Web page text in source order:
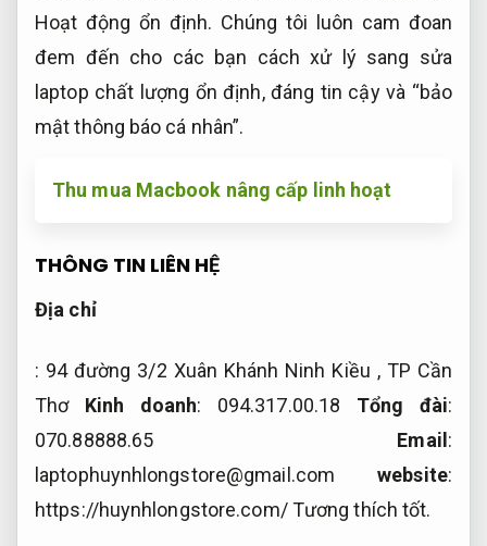
Hoạt động ổn định. Chúng tôi luôn cam đoan
đem đến cho các bạn cách xử lý sang sửa
laptop chất lượng ổn định, đáng tin cậy và “bảo
mật thông báo cá nhân”.
Thu mua Macbook nâng cấp linh hoạt
THÔNG TIN LIÊN HỆ
Địa chỉ
: 94 đường 3/2 Xuân Khánh Ninh Kiều , TP Cần
Thơ Kinh doanh: 094.317.00.18 Tổng đài:
070.88888.65 Email:
laptophuynhlongstore@gmail.com
website:
https://huynhlongstore.com/Tương thích tốt.